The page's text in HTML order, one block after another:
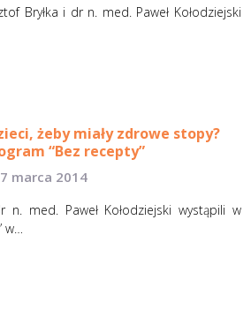
Bryłka i dr n. med. Paweł Kołodziejski
żeby miały zdrowe stopy?
“Bez recepty”
marca 2014
n. med. Paweł Kołodziejski wystąpili w